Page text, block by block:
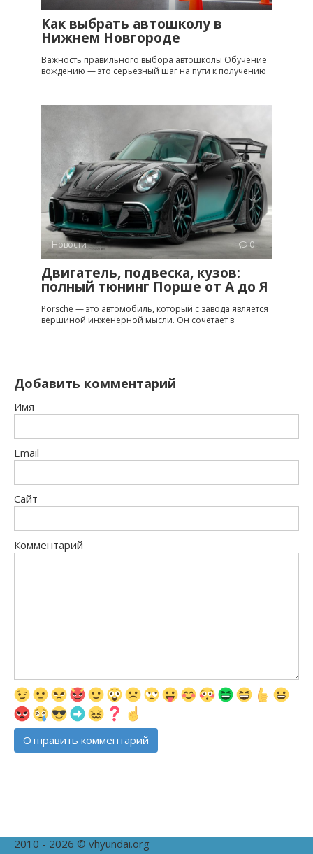
Как выбрать автошколу в
Нижнем Новгороде
Важность правильного выбора автошколы Обучение
вождению — это серьезный шаг на пути к получению
Новости 0
Двигатель, подвеска, кузов:
полный тюнинг Порше от A до Я
Porsche — это автомобиль, который с завода является
вершиной инженерной мысли. Он сочетает в
Добавить комментарий
Имя
Email
Сайт
Комментарий
2010 - 2026 © vhyundai.org